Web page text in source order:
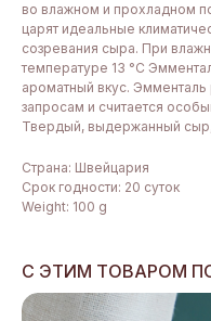
во влажном и прохладном
царят идеальные
созревания сыра. При
температуре 13 °C
ароматный вкус.
запросам и считается
Твердый, выдержанный
Страна: Швейцария
Срок годности: 20 суток
Weight: 100 g
С ЭТИМ ТОВАРОМ